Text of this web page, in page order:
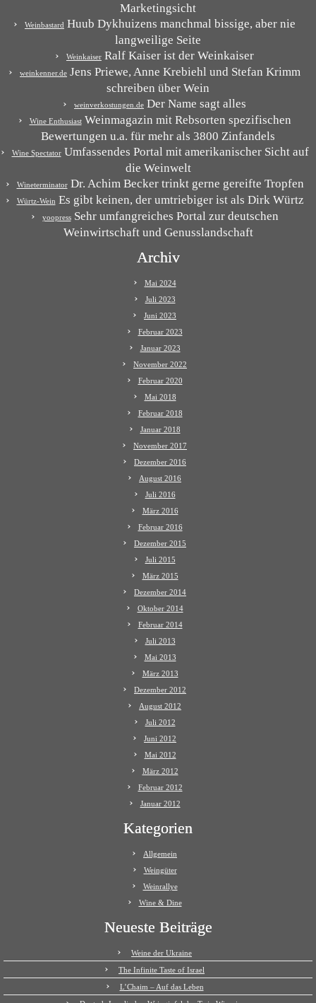
Marketingsicht
Weinbastard Huub Dykhuizens manchmal bissige, aber nie
langweilige Seite
Weinkaiser Ralf Kaiser ist der Weinkaiser
weinkenner.de Jens Priewe, Anne Krebiehl und Stefan Krimm
schreiben über Wein
weinverkostungen.de Der Name sagt alles
Wine EnthusiastWeinmagazin mit Rebsorten spezifischen
Bewertungen u.a. für mehr als 3800 Zinfandels
Wine SpectatorUmfassendes Portal mit amerikanischer Sicht auf
die Weinwelt
WineterminatorDr. Achim Becker trinkt gerne gereifte Tropfen
Würtz-Wein Es gibt keinen, der umtriebiger ist als Dirk Würtz
yoopressSehr umfangreiches Portal zur deutschen
Weinwirtschaft und Genusslandschaft
Archiv
Mai 2024
Juli 2023
Juni 2023
Februar 2023
Januar 2023
November 2022
Februar 2020
Mai 2018
Februar 2018
Januar 2018
November 2017
Dezember 2016
August 2016
Juli 2016
März 2016
Februar 2016
Dezember 2015
Juli 2015
März 2015
Dezember 2014
Oktober 2014
Februar 2014
Juli 2013
Mai 2013
März 2013
Dezember 2012
August 2012
Juli 2012
Juni 2012
Mai 2012
März 2012
Februar 2012
Januar 2012
Kategorien
Allgemein
Weingüter
Weinrallye
Wine & Dine
Neueste Beiträge
Weine der Ukraine
The Infinite Taste of Israel
L’Chaim – Auf das Leben